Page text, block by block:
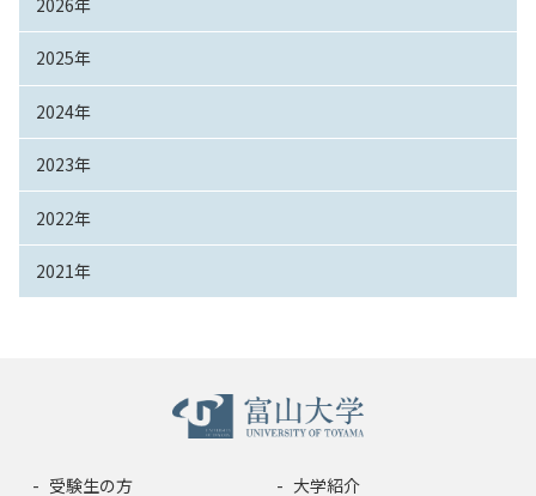
2026年
2025年
2024年
2023年
2022年
2021年
受験生の方
大学紹介